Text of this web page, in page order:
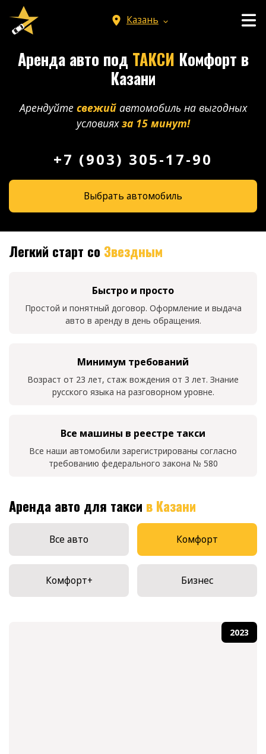
Казань
Аренда авто под ТАКСИ Комфорт в
Казани
Арендуйте свежийавтомобиль на выгодных
условияхза 15 минут!
+7 (903) 305-17-90
Выбрать автомобиль
Легкий старт со Звездным
Быстро и просто
Простой и понятный договор. Оформление и выдача
авто в аренду в день обращения.
Минимум требований
Возраст от 23 лет, стаж вождения от 3 лет. Знание
русского языка на разговорном уровне.
Все машины в реестре такси
Все наши автомобили зарегистрированы согласно
требованию федерального закона № 580
Аренда авто для такси в Казани
Все авто Комфорт
Комфорт+ Бизнес
2023